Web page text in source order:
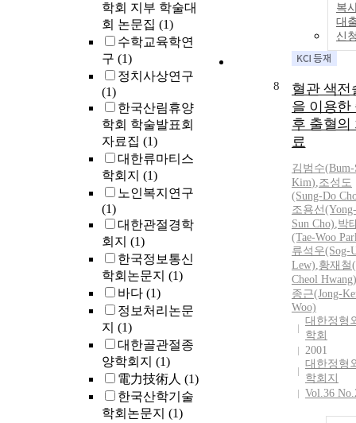
학회 지부 학술대
회 논문집 (1)
수학교육학연
구 (1)
정치사상연구
(1)
한국산림휴양
학회 학술발표회
자료집 (1)
대한류마티스
학회지 (1)
노인복지연구
(1)
대한관절경학
회지 (1)
한국정보통신
학회논문지 (1)
바다 (1)
정보처리논문
지 (1)
대한골관절종
양학회지 (1)
電力技術人 (1)
한국산학기술
학회논문지 (1)
복
대
신
8
혈관 색전
을 이용한
후 출혈의
료
김범수(Bum-
Kim),조성도
(Sung-Do
조용선(Yong-
Sun Cho),박
(Tae-Woo
류석우(Sog-
Lew),황재철
Cheol Hwang)
종근(Jong-
Woo)
대한정형
학회
2001
대한정형
학회지
Vol.36